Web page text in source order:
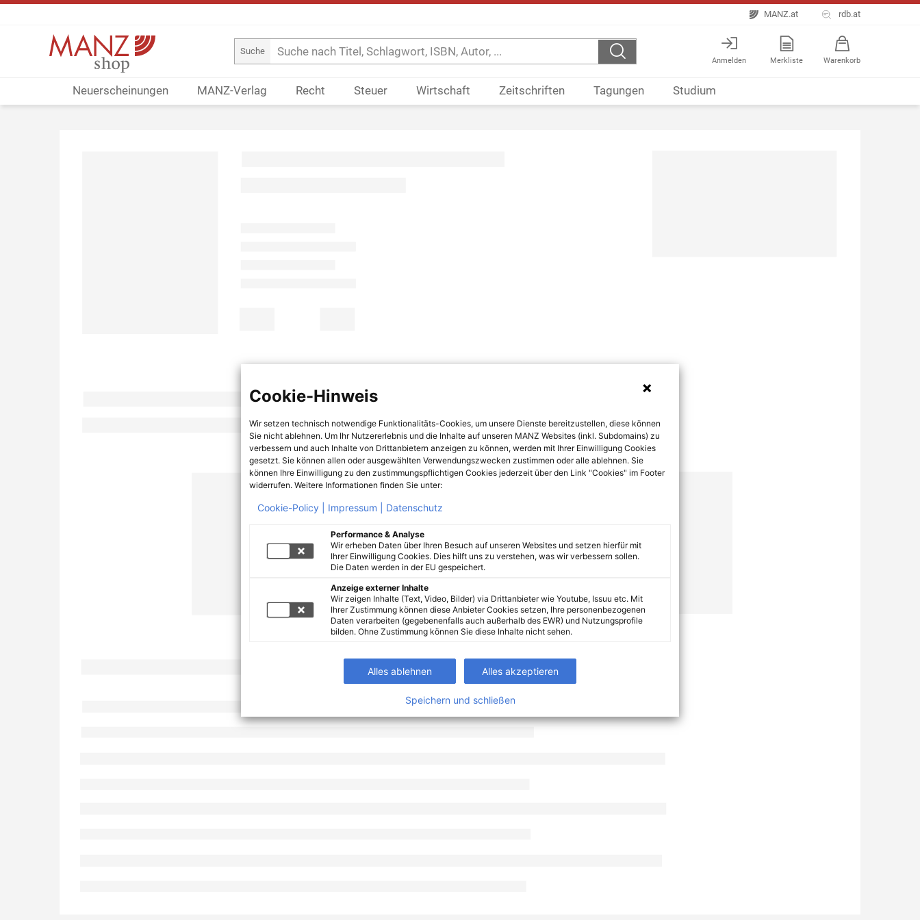
MANZ.at rdb.at
Suche
Anmelden Merkliste Warenkorb
Neuerscheinungen MANZ-Verlag Recht Steuer Wirtschaft Zeitschriften Tagungen Studium
Cookie-Hinweis
Wir setzen technisch notwendige Funktionalitäts-Cookies, um unsere Dienste bereitzustellen, diese können
Sie nicht ablehnen. Um Ihr Nutzererlebnis und die Inhalte auf unseren MANZ Websites (inkl. Subdomains) zu
verbessern und auch Inhalte von Drittanbietern anzeigen zu können, werden mit Ihrer Einwilligung Cookies
gesetzt. Sie können allen oder ausgewählten Verwendungszwecken zustimmen oder alle ablehnen. Sie
können Ihre Einwilligung zu den zustimmungspflichtigen Cookies jederzeit über den Link "Cookies" im Footer
widerrufen. Weitere Informationen finden Sie unter:
Cookie-Policy | Impressum | Datenschutz
Performance & Analyse
Wir erheben Daten über Ihren Besuch auf unseren Websites und setzen hierfür mit
Ihrer Einwilligung Cookies. Dies hilft uns zu verstehen, was wir verbessern sollen.
Die Daten werden in der EU gespeichert.
Anzeige externer Inhalte
Wir zeigen Inhalte (Text, Video, Bilder) via Drittanbieter wie Youtube, Issuu etc. Mit
Ihrer Zustimmung können diese Anbieter Cookies setzen, Ihre personenbezogenen
Daten verarbeiten (gegebenenfalls auch außerhalb des EWR) und Nutzungsprofile
bilden. Ohne Zustimmung können Sie diese Inhalte nicht sehen.
Alles ablehnen Alles akzeptieren
Speichern und schließen